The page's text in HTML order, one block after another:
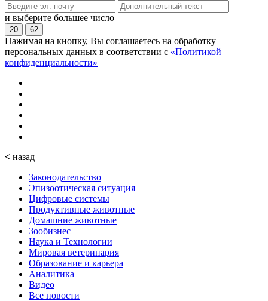
и выберите большее число
20 62
Нажимая на кнопку, Вы соглашаетесь на обработку
персональных данных в соответствии с «Политикой
конфиденциальности»
< назад
Законодательство
Эпизоотическая ситуация
Цифровые системы
Продуктивные животные
Домашние животные
Зообизнес
Наука и Технологии
Мировая ветеринария
Образование и карьера
Аналитика
Видео
Все новости